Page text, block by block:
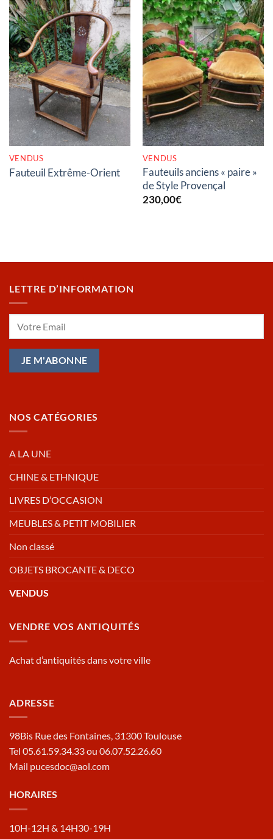
RUPTURE DE STOCK
VENDUS
Fauteuil Extrême-Orient
RUPTURE DE STOCK
VENDUS
Fauteuils anciens « paire »
de Style Provençal
230,00€
LETTRE D’INFORMATION
NOS CATÉGORIES
A LA UNE
CHINE & ETHNIQUE
LIVRES D’OCCASION
MEUBLES & PETIT MOBILIER
Non classé
OBJETS BROCANTE & DECO
VENDUS
VENDRE VOS ANTIQUITÉS
Achat d’antiquités dans votre ville
ADRESSE
98Bis Rue des Fontaines, 31300 Toulouse
Tel 05.61.59.34.33 ou 06.07.52.26.60
Mail pucesdoc@aol.com
HORAIRES
10H-12H & 14H30-19H